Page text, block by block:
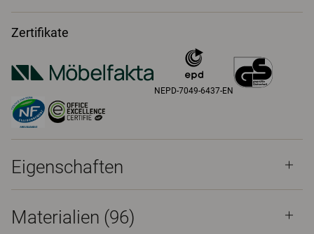
Zertifikate
NEPD-7049-6437-EN
Eigenschaften
Materialien (96)